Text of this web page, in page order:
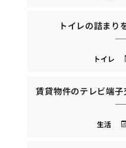
トイレの詰まり
トイレ
賃貸物件のテレビ端
生活